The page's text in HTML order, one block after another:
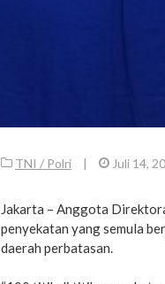
TNI / Polri | Juli 14,
Jakarta – Anggota
penyekatan yang semula
daerah perbatasan.